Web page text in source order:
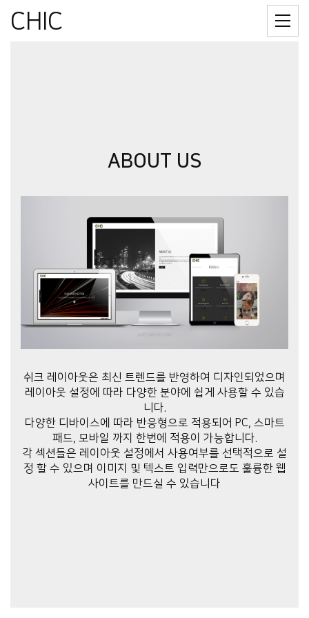
CHIC
ABOUT US
쉬크 레이아웃은 최신 트렌드를 반영하여 디자인되었으며
레이아웃 설정에 따라 다양한 분야에 쉽게 사용할 수 있습
니다.
다양한 디바이스에 따라 반응형으로 적용되어 PC, 스마트
패드, 모바일 까지 한번에 적용이 가능합니다.
각 섹션들은 레이아웃 설정에서 사용여부를 선택적으로 설
정 할 수 있으며 이미지 및 텍스트 입력만으로도 훌륭한 웹
사이트를 만드실 수 있습니다